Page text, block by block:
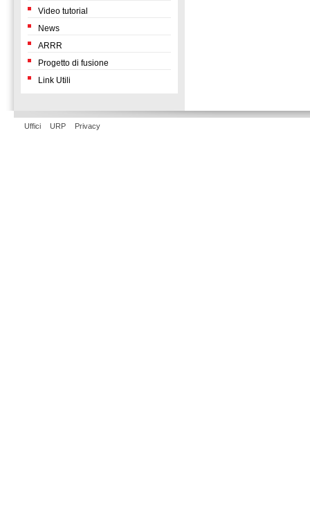
Video tutorial
News
ARRR
Progetto di fusione
Link Utili
Uffici URP Privacy